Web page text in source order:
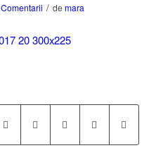
/ demara